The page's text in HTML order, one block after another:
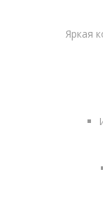
Яркая